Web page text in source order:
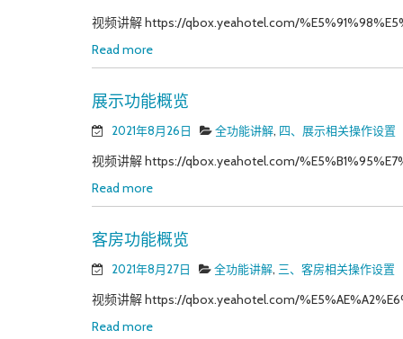
视频讲解 https://qbox.yeahotel.com/
Read more
展示功能概览
2021年8月26日 全功能讲解, 四、展示相关操作设置
视频讲解 https://qbox.yeahotel.com/
Read more
客房功能概览
2021年8月27日 全功能讲解, 三、客房相关操作设置
视频讲解 https://qbox.yeahotel.com/
Read more